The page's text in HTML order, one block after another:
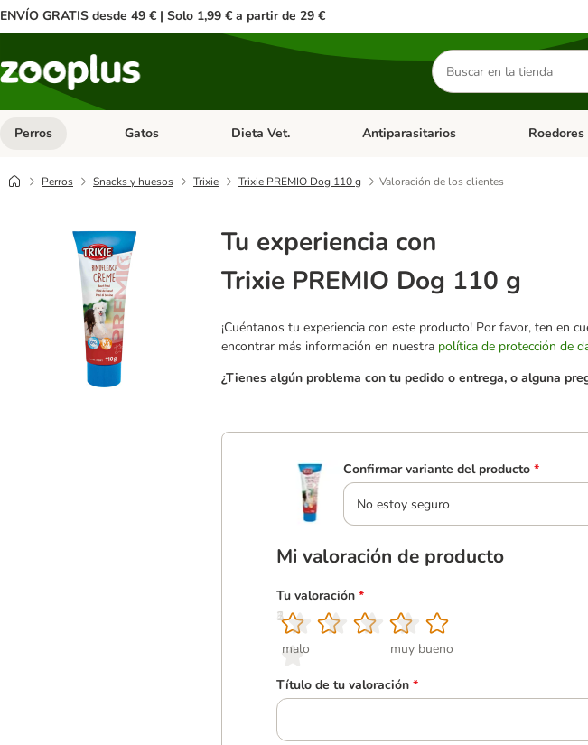
ENVÍO GRATIS desde 49 € | Solo 1,99 € a partir de 29 €
Buscar
productos
Perros Menú de categoria abierto: Perros
Gatos Menú de categoria abierto: Gatos
Dieta Vet. Menú de categoria abierto: Dieta Vet.
Antiparasitarios Menú de
Roedores
Perros Snacks y huesos Trixie Trixie PREMIO Dog 110 g Valoración de los clientes
Tu experiencia con
Trixie PREMIO Dog 110 g
¡Cuéntanos tu experiencia con este producto! Por favor, ten en
encontrar más información en nuestra política de protección de
¿Tienes algún problema con tu pedido o entrega, o alguna
Confirmar variante del producto *
No estoy seguro
Mi valoración de producto
Tu valoración *
1
malo
2
3
4
5
muy bueno
Título de tu valoración *